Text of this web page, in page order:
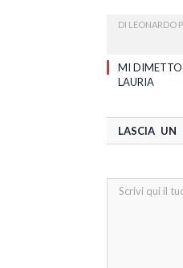
DI LEONARDO
MI
LAURIA
LASCIA UN